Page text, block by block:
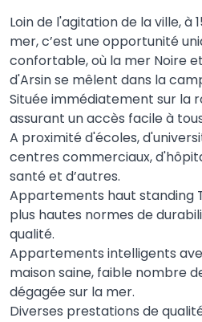
Loin de l'agitation de la ville, à
mer, c’est une opportunité
confortable, où la mer Noire
d'Arsin se mêlent dans la
Située immédiatement sur la
assurant un accès facile à
A proximité d'écoles,
centres commerciaux,
santé et d’autres.
Appartements haut standing
plus hautes normes de
qualité.
Appartements intelligents
maison saine, faible nombre
dégagée sur la mer.
Diverses prestations de